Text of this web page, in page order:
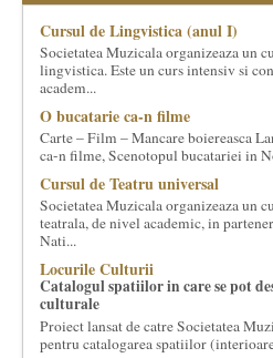
inceput cu muzica clasica - si de aici
dezvoltam proiecte si in alte domenii
Facem management cultural,
proprii sau preluate, modele si
cultural si consultanta. Organizam
evenimente culturale, private sau
cultura generala muzicala, teatrala,
Cuvinte in plus despre proiect, despre
cei care il finantateaza sunt in
Cursul de Lingvistica (anul I)
Societatea Muzicala organizeaza un
lingvistica. Este un curs intensiv si
academ...
O bucatarie ca-n filme
Carte – Film – Mancare boiereasca
ca-n filme, Scenotopul bucatariei in
Cursul de Teatru universal
Societatea Muzicala organizeaza un
teatrala, de nivel academic, in
Nati...
Locurile Culturii
Catalogul spatiilor in care se pot
culturale
Proiect lansat de catre Societatea
pentru catalogarea spatiilor